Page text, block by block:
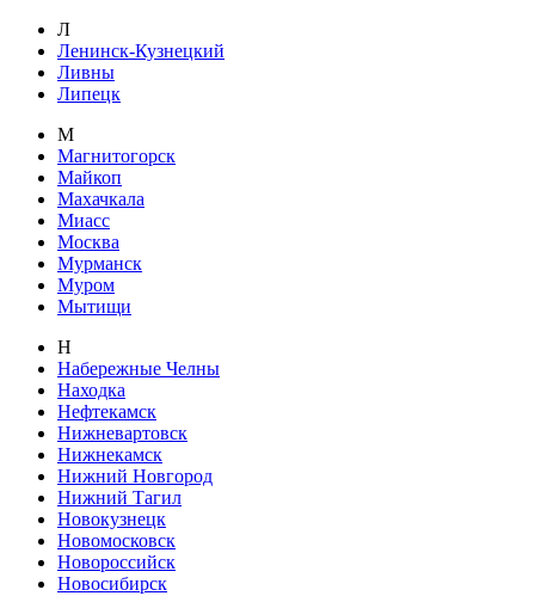
Л
Ленинск-Кузнецкий
Ливны
Липецк
М
Магнитогорск
Майкоп
Махачкала
Миасс
Москва
Мурманск
Муром
Мытищи
Н
Набережные Челны
Находка
Нефтекамск
Нижневартовск
Нижнекамск
Нижний Новгород
Нижний Тагил
Новокузнецк
Новомосковск
Новороссийск
Новосибирск